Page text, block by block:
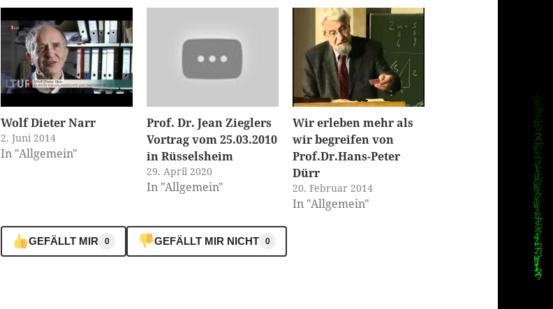
Wolf Dieter Narr
2. Juni 2014
In "Allgemein"
Prof. Dr. Jean Zieglers
Vortrag vom 25.03.2010
in Rüsselsheim
29. April 2020
In "Allgemein"
Wir erleben mehr als
wir begreifen von
Prof.Dr.Hans-Peter
Dürr
20. Februar 2014
In "Allgemein"
GEFÄLLT MIR 0 GEFÄLLT MIR NICHT 0